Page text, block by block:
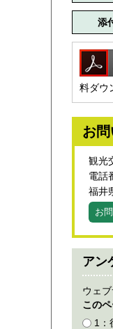
添
料ダウ
お
観光
電話
福井
お
アン
ウェ
この
1：